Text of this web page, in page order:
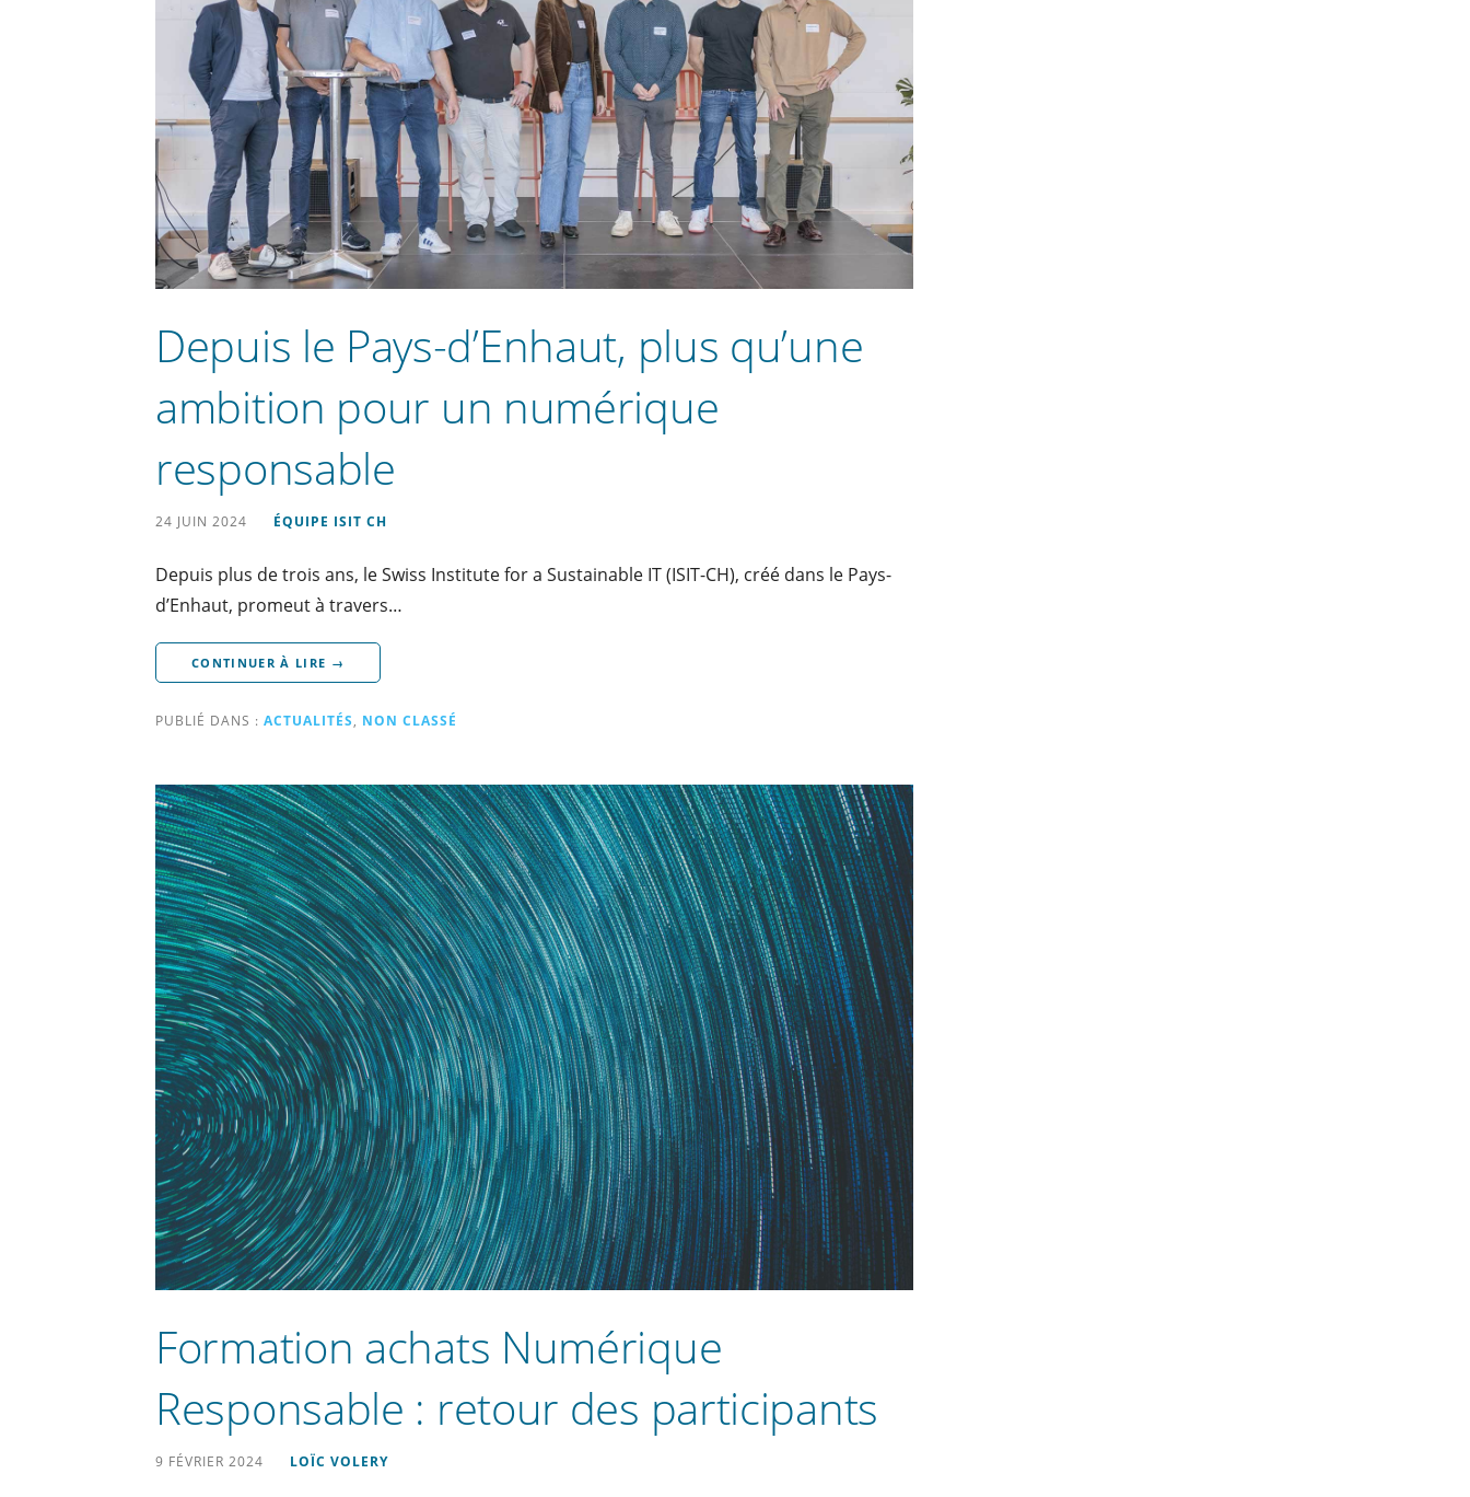
Depuis le Pays-d’Enhaut, plus qu’une
ambition pour un numérique
responsable
24 JUIN 2024 ÉQUIPE ISIT CH
Depuis plus de trois ans, le Swiss Institute for a Sustainable IT (ISIT-CH), créé dans le Pays-
d’Enhaut, promeut à travers…
CONTINUER À LIRE →
PUBLIÉ DANS : ACTUALITÉS NON CLASSÉ
Formation achats Numérique
Responsable : retour des participants
9 FÉVRIER 2024 LOÏC VOLERY